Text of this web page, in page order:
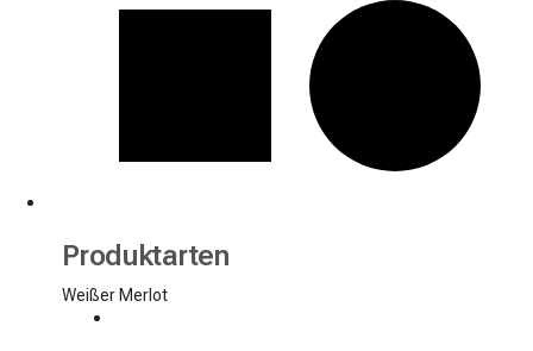
Produktarten
Weißer Merlot